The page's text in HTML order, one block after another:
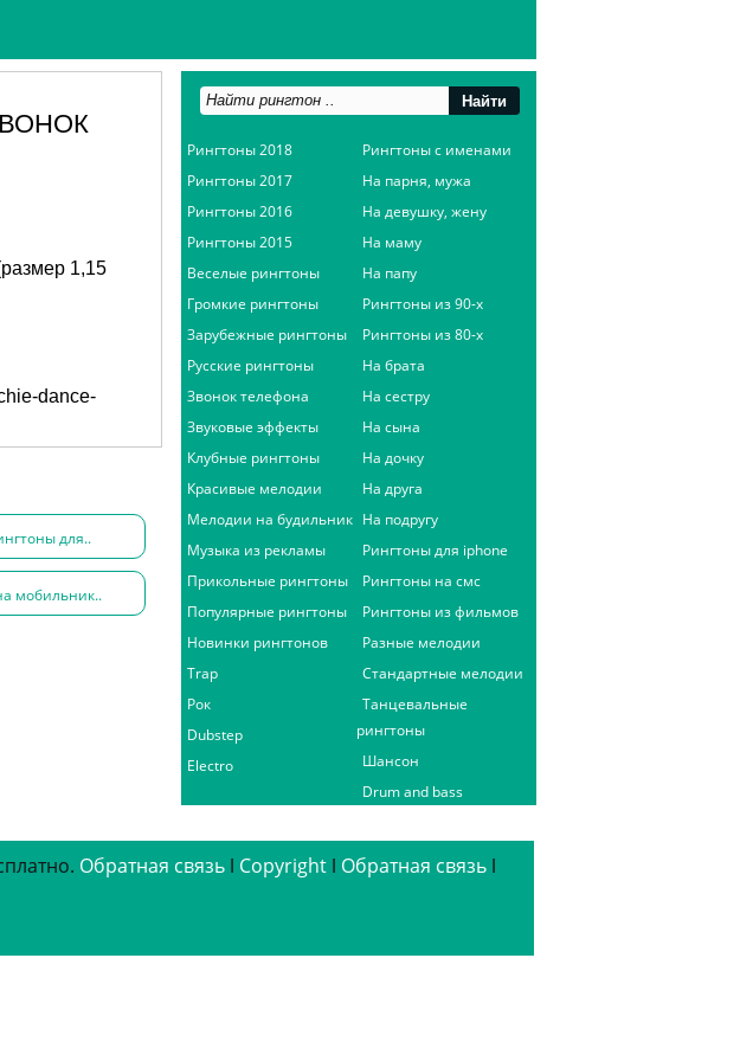
1,15
dance-
для..
мобильник..
Рингтоны 2018
Рингтоны 2017
Рингтоны 2016
Рингтоны 2015
Веселые рингтоны
Громкие рингтоны
Зарубежные рингтоны
Русские рингтоны
Звонок телефона
Звуковые эффекты
Клубные рингтоны
Красивые мелодии
Мелодии на будильник
Музыка из рекламы
Прикольные рингтоны
Популярные рингтоны
Новинки рингтонов
Trap
Рок
Dubstep
Electro
Рингтоны с именами
На парня, мужа
На девушку, жену
На маму
На папу
Рингтоны из 90-х
Рингтоны из 80-х
На брата
На сестру
На сына
На дочку
На друга
На подругу
Рингтоны для iphone
Рингтоны на смс
Рингтоны из фильмов
Разные мелодии
Стандартные мелодии
Танцевальные
рингтоны
Шансон
Drum and bass
Обратная связь ǀ Copyright ǀ Обратная связь ǀ